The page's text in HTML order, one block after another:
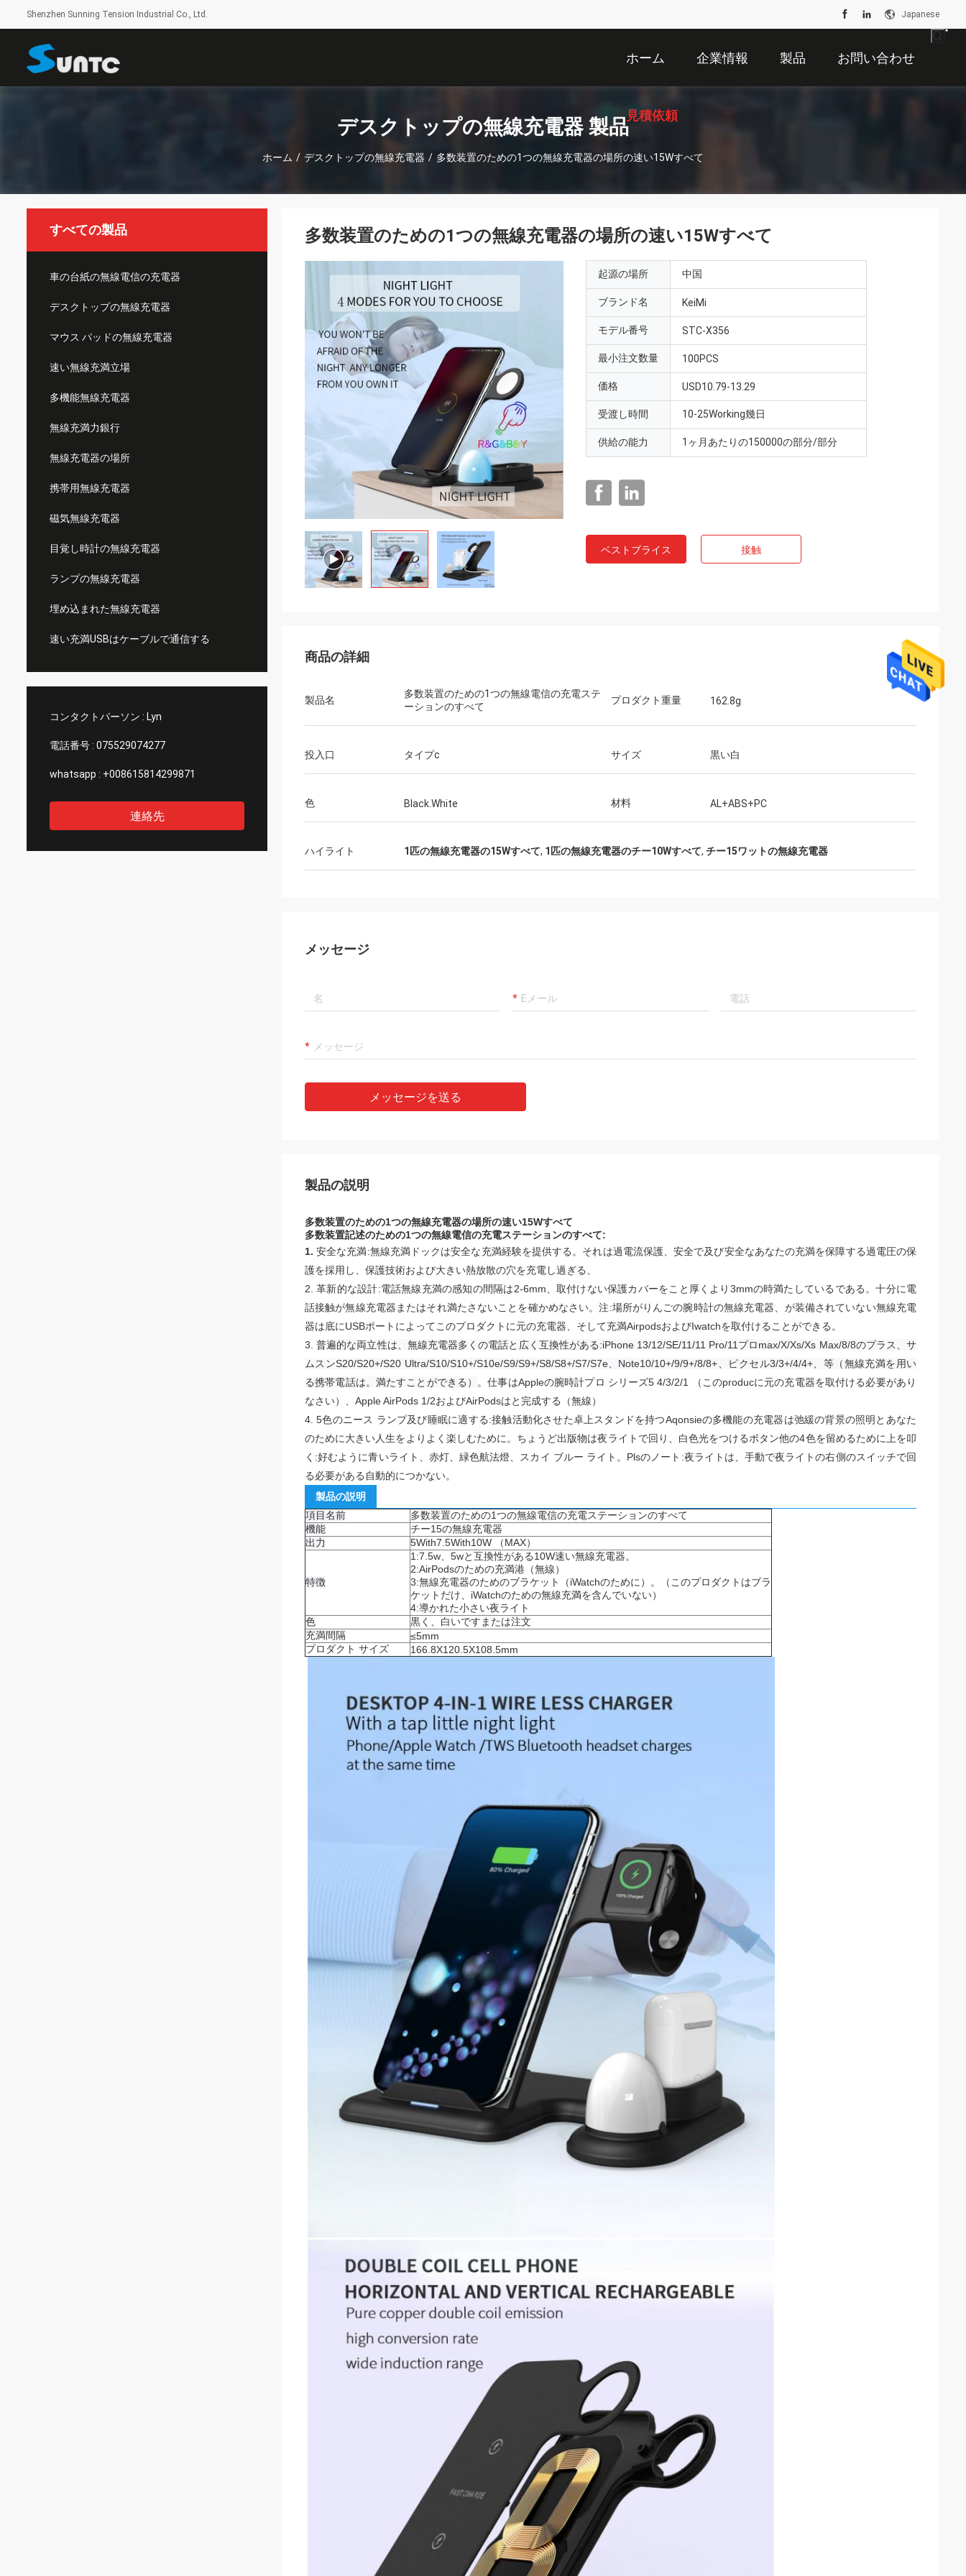
Shenzhen Sunning Tension Industrial Co., Ltd. Japanese
ホーム 企業情報 製品 お問い合わせ
見積依頼
デスクトップの無線充電器 製品
ホーム / デスクトップの無線充電器 / 多数装置のための1つの無線充電器の場所の速い15Wすべて
すべての製品
車の台紙の無線電信の充電器
デスクトップの無線充電器
マウス パッドの無線充電器
速い無線充満立場
多機能無線充電器
無線充満力銀行
無線充電器の場所
携帯用無線充電器
磁気無線充電器
目覚し時計の無線充電器
ランプの無線充電器
埋め込まれた無線充電器
速い充満USBはケーブルで通信する
コンタクトパーソン : Lyn
電話番号 : 075529074277
whatsapp : +008615814299871
連絡先
多数装置のための1つの無線充電器の場所の速い15Wすべて
起源の場所 中国
ブランド名 KeiMi
モデル番号 STC-X356
最小注文数量 100PCS
価格 USD10.79-13.29
受渡し時間 10-25Working幾日
供給の能力 1ヶ月あたりの150000の部分/部分
ベストプライス 接触
商品の詳細
製品名
多数装置のための1つの無線電信の充電ステ
ーションのすべて
プロダクト重量 162.8g
投入口 タイプc サイズ 黒い白
色 Black.White 材料 AL+ABS+PC
ハイライト 1匹の無線充電器の15Wすべて, 1匹の無線充電器のチー10Wすべて, チー15ワットの無線充電器
メッセージ
メッセージを送る
製品の説明
多数装置のための1つの無線充電器の場所の速い15Wすべて
多数装置記述のための1つの無線電信の充電ステーションのすべて:
1.安全な充満:無線充満ドックは安全な充満経験を提供する。 それは過電流保護、安全で及び安全なあなたの充満を保障する過電圧の保
護を採用し、保護技術および大きい熱放散の穴を充電し過ぎる、
2.革新的な設計:電話無線充満の感知の間隔は2-6mm、取付けない保護カバーをこと厚くより3mmの時満たしているである。十分に電
話接触が無線充電器またはそれ満たさないことを確かめなさい。注:場所がりんごの腕時計の無線充電器、が装備されていない無線充電
器は底にUSBポートによってこのプロダクトに元の充電器、そして充満AirpodsおよびIwatchを取付けることができる。
3.普遍的な両立性は、無線充電器多くの電話と広く互換性がある:iPhone 13/12/SE/11/11 Pro/11プロmax/X/Xs/Xs Max/8/8のプラス、サ
ムスンS20/S20+/S20 Ultra/S10/S10+/S10e/S9/S9+/S8/S8+/S7/S7e、Note10/10+/9/9+/8/8+、ピクセル3/3+/4/4+、等（無線充満を用い
る携帯電話は。満たすことができる）
。仕事はAppleの腕時計プロ シリーズ5 4/3/2/1 （このproducに元の充電器を取付ける必要があり
なさい）、Apple AirPods 1/2およびAirPodsはと完成する（無線）
4.5色のニース ランプ及び睡眠に適する:接触活動化させた卓上スタンドを持つAqonsieの多機能の充電器は弛緩の背景の照明とあなた
のために大きい人生をよりよく楽しむために。 ちょうど出版物は夜ライトで回り、白色光をつけるボタン他の4色を留めるために上を叩
く:好むように青いライト、赤灯、緑色航法燈、スカイ ブルー ライト。 Plsのノート:夜ライトは、手動で夜ライトの右側のスイッチで回
る必要がある自動的につかない。
製品の説明
項目名前
多数装置のための1つの無線電信の充電ステーションのすべて
機能
チー15の無線充電器
出力
5With7.5With10W （MAX）
特徴
1:7.5w、5wと互換性がある10W速い無線充電器。
2:AirPodsのための充満港（無線）
3:無線充電器のためのブラケット（iWatchのために）。（このプロダクトはブラ
ケットだけ、iWatchのための無線充満を含んでいない）
4:導かれた小さい夜ライト
色
黒く、白いですまたは注文
充満間隔
≤5mm
プロダクト サイズ
166.8X120.5X108.5mm